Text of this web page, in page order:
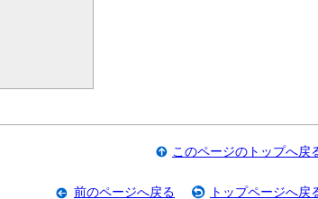
このページのトップへ戻
前のページへ戻る トップページへ戻